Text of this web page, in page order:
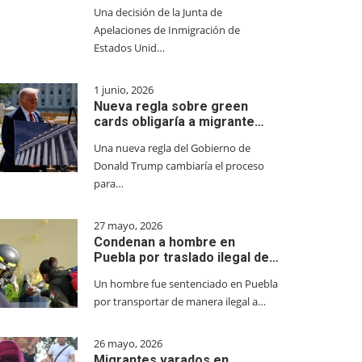
Una decisión de la Junta de
Apelaciones de Inmigración de
Estados Unid…
1 junio, 2026
Nueva regla sobre green
cards obligaría a migrante…
Una nueva regla del Gobierno de
Donald Trump cambiaría el proceso
para…
27 mayo, 2026
Condenan a hombre en
Puebla por traslado ilegal de…
Un hombre fue sentenciado en Puebla
por transportar de manera ilegal a…
26 mayo, 2026